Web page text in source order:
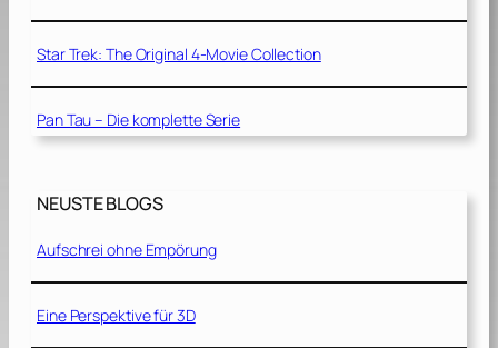
Star Trek: The Original 4-Movie Collection
Pan Tau – Die komplette Serie
NEUSTE BLOGS
Aufschrei ohne Empörung
Eine Perspektive für 3D